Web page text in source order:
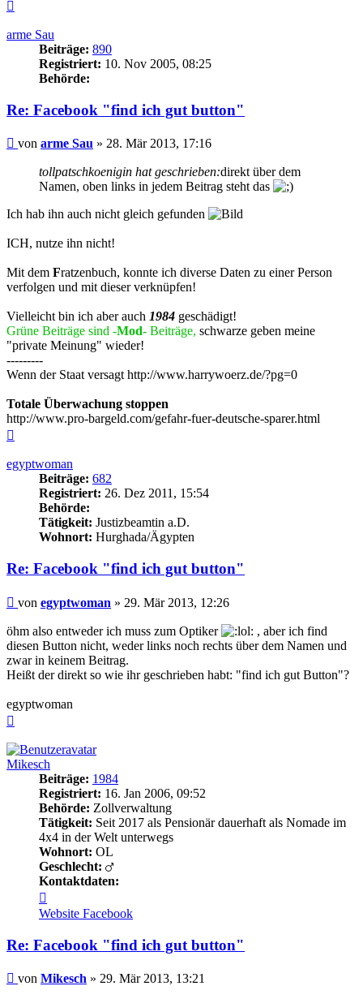
arme Sau
Beiträge: 890
Registriert: 10. Nov 2005, 08:25
Behörde:
Re: Facebook "find ich gut button"
Beitrag
von arme Sau » 28. Mär 2013, 17:16
tollpatschkoenigin hat geschrieben:direkt über dem
Namen, oben links in jedem Beitrag steht das
Ich hab ihn auch nicht gleich gefunden
ICH, nutze ihn nicht!
Mit dem Fratzenbuch, konnte ich diverse Daten zu einer Person
verfolgen und mit dieser verknüpfen!
Vielleicht bin ich aber auch 1984 geschädigt!
Grüne Beiträge sind -Mod- Beiträge, schwarze geben meine
"private Meinung" wieder!
---------
Wenn der Staat versagt http://www.harrywoerz.de/?pg=0
Totale Überwachung stoppen
http://www.pro-bargeld.com/gefahr-fuer-deutsche-sparer.html
egyptwoman
Beiträge: 682
Registriert: 26. Dez 2011, 15:54
Behörde:
Tätigkeit: Justizbeamtin a.D.
Wohnort: Hurghada/Ägypten
Re: Facebook "find ich gut button"
Beitrag
von egyptwoman » 29. Mär 2013, 12:26
öhm also entweder ich muss zum Optiker
, aber ich find
diesen Button nicht, weder links noch rechts über dem Namen und
zwar in keinem Beitrag.
Heißt der direkt so wie ihr geschrieben habt: "find ich gut Button"?
egyptwoman
Mikesch
Beiträge: 1984
Registriert: 16. Jan 2006, 09:52
Behörde: Zollverwaltung
Tätigkeit: Seit 2017 als Pensionär dauerhaft als Nomade im
4x4 in der Welt unterwegs
Wohnort: OL
Geschlecht:
Kontaktdaten:
von
Mikesch
Website Facebook
Re: Facebook "find ich gut button"
Beitrag
von Mikesch » 29. Mär 2013, 13:21